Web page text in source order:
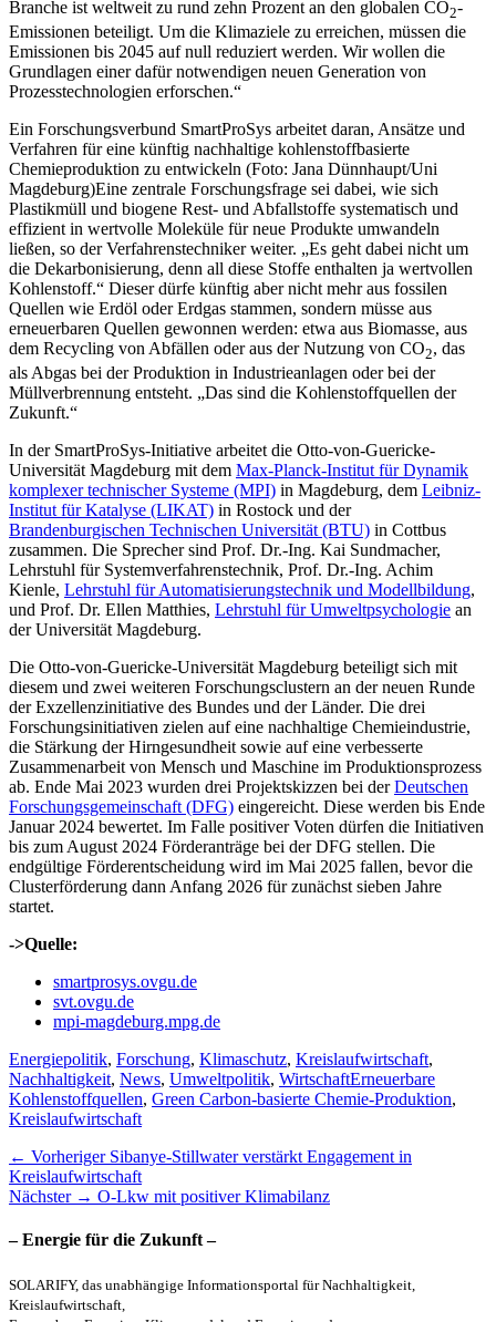
Branche ist weltweit zu rund zehn Prozent an den globalen CO2-
Emissionen beteiligt. Um die Klimaziele zu erreichen, müssen die
Emissionen bis 2045 auf null reduziert werden. Wir wollen die
Grundlagen einer dafür notwendigen neuen Generation von
Prozesstechnologien erforschen.“
Ein Forschungsverbund SmartProSys arbeitet daran, Ansätze und
Verfahren für eine künftig nachhaltige kohlenstoffbasierte
Chemieproduktion zu entwickeln (Foto: Jana Dünnhaupt/Uni
Magdeburg)Eine zentrale Forschungsfrage sei dabei, wie sich
Plastikmüll und biogene Rest- und Abfallstoffe systematisch und
effizient in wertvolle Moleküle für neue Produkte umwandeln
ließen, so der Verfahrenstechniker weiter. „Es geht dabei nicht um
die Dekarbonisierung, denn all diese Stoffe enthalten ja wertvollen
Kohlenstoff.“ Dieser dürfe künftig aber nicht mehr aus fossilen
Quellen wie Erdöl oder Erdgas stammen, sondern müsse aus
erneuerbaren Quellen gewonnen werden: etwa aus Biomasse, aus
dem Recycling von Abfällen oder aus der Nutzung von CO2, das
als Abgas bei der Produktion in Industrieanlagen oder bei der
Müllverbrennung entsteht. „Das sind die Kohlenstoffquellen der
Zukunft.“
In der SmartProSys-Initiative arbeitet die Otto-von-Guericke-
Universität Magdeburg mit dem Max-Planck-Institut für Dynamik
komplexer technischer Systeme (MPI) in Magdeburg, dem Leibniz-
Institut für Katalyse (LIKAT) in Rostock und der
Brandenburgischen Technischen Universität (BTU) in Cottbus
zusammen. Die Sprecher sind Prof. Dr.-Ing. Kai Sundmacher,
Lehrstuhl für Systemverfahrenstechnik, Prof. Dr.-Ing. Achim
Kienle, Lehrstuhl für Automatisierungstechnik und Modellbildung,
und Prof. Dr. Ellen Matthies, Lehrstuhl für Umweltpsychologie an
der Universität Magdeburg.
Die Otto-von-Guericke-Universität Magdeburg beteiligt sich mit
diesem und zwei weiteren Forschungsclustern an der neuen Runde
der Exzellenzinitiative des Bundes und der Länder. Die drei
Forschungsinitiativen zielen auf eine nachhaltige Chemieindustrie,
die Stärkung der Hirngesundheit sowie auf eine verbesserte
Zusammenarbeit von Mensch und Maschine im Produktionsprozess
ab. Ende Mai 2023 wurden drei Projektskizzen bei derDeutschen
Forschungsgemeinschaft (DFG) eingereicht. Diese werden bis Ende
Januar 2024 bewertet. Im Falle positiver Voten dürfen die Initiativen
bis zum August 2024 Förderanträge bei der DFG stellen. Die
endgültige Förderentscheidung wird im Mai 2025 fallen, bevor die
Clusterförderung dann Anfang 2026 für zunächst sieben Jahre
startet.
->Quelle:
smartprosys.ovgu.de
svt.ovgu.de
mpi-magdeburg.mpg.de
Kategorien
Energiepolitik, Forschung, Klimaschutz, Kreislaufwirtschaft,
Nachhaltigkeit, News, Umweltpolitik, WirtschaftSchlagworte
Erneuerbare
Kohlenstoffquellen, Green Carbon-basierte Chemie-Produktion,
Kreislaufwirtschaft
Beitragsnavigation
← Vorheriger Vorheriger
Beitrag:
Sibanye-Stillwater verstärkt Engagement in
Kreislaufwirtschaft
Nächster → Nächster
O-Lkw mit positiver Klimabilanz
– Energie für die Zukunft –
SOLARIFY, das unabhängige Informationsportal für Nachhaltigkeit,
Kreislaufwirtschaft,